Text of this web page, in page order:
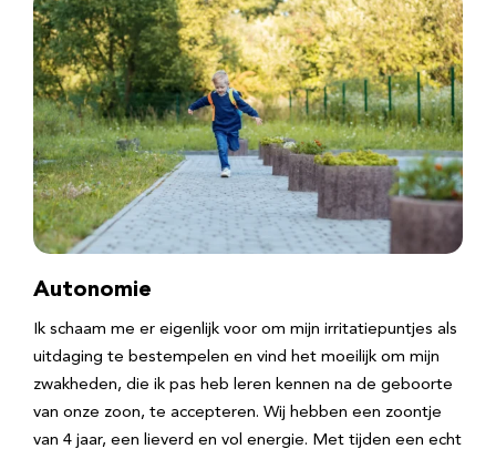
Autonomie
Ik schaam me er eigenlijk voor om mijn irritatiepuntjes als
uitdaging te bestempelen en vind het moeilijk om mijn
zwakheden, die ik pas heb leren kennen na de geboorte
van onze zoon, te accepteren. Wij hebben een zoontje
van 4 jaar, een lieverd en vol energie. Met tijden een echt